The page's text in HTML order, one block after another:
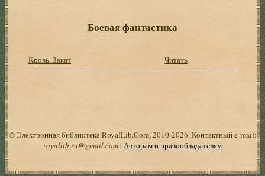
Боевая фантастика
Кровь. Закат Читать
© Электронная библиотека RoyalLib.Com, 2010-2026. Контактный e-mail:
royallib.ru@gmail.com| Авторам и правообладателям